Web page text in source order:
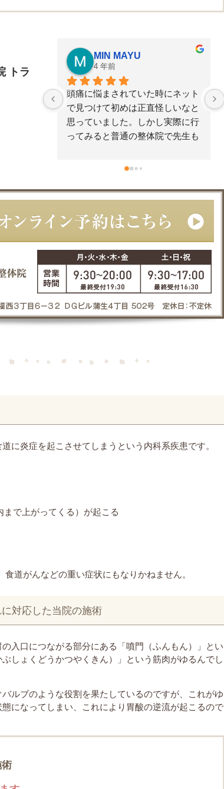
トラ
MIN MAYU
4 年前
頭痛に悩まされていた時にネット
で見つけて初めは正直怪しいなと
思っていました。しかし実際に行
ってみると普通の整体院で先生も
院して頭痛も治り身体も楽になり
た方が効果は実感できると思いま
感じましたが2回目以降は2週間に
でも値段相応かなと思いました。
今後も通おうと考えています。
に炎症を起こさせてしまうという内科系疾患です。
で上がってくる）が起こる
道がんなどの重い症状にもなりかねません。
対応した当院の施術
入口につながる部分にある「噴門（ふんもん）」とい
しょくどうかつやくきん）」という筋肉がゆるんでし
ルブのような役割を果たしているのですが、これがゆ
になってしまい、これにより胃酸の逆流が起こるので